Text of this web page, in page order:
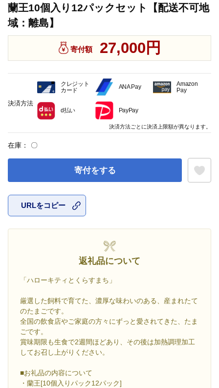
蘭王10個入り12パックセット【配送不可地
域：離島】
寄付額 27,000円
在庫： 〇
寄付をする
URLをコピー
返礼品について
「ハローキティとくらすまち」
厳選した飼料で育てた、濃厚な味わいのある、産まれたて
のたまごです。
全国の飲食店やご家庭の方々にずっと愛されてきた、たま
ごです。
賞味期限も生食で2週間ほどあり、その後は加熱調理加工
してお召し上がりください。
■お礼品の内容について
・蘭王[10個入りパック12パック]
決済方法
クレジット
カード
ANA Pay
Amazon
Pay
d払い PayPay
決済方法ごとに決済上限額が異なります。